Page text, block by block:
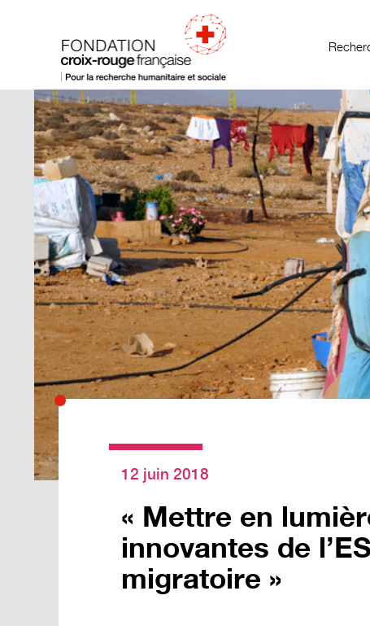
12 juin 2018
« Mettre en
innovantes de
migratoire »